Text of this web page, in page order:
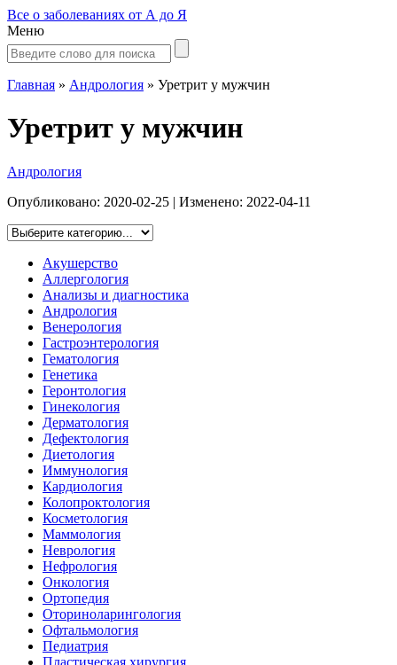
Все о заболеваниях от А до Я
Меню
Главная » Андрология » Уретрит у мужчин
Уретрит у мужчин
Андрология
Опубликовано: 2020-02-25 | Изменено: 2022-04-11
Акушерство
Аллергология
Анализы и диагностика
Андрология
Венерология
Гастроэнтерология
Гематология
Генетика
Геронтология
Гинекология
Дерматология
Дефектология
Диетология
Иммунология
Кардиология
Колопроктология
Косметология
Маммология
Неврология
Нефрология
Онкология
Ортопедия
Оториноларингология
Офтальмология
Педиатрия
Пластическая хирургия